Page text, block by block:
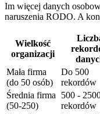
Im więcej danych
naruszenia RODO. A
Wielkość
organizacji
Mała firma
(do 50 osób)
Do 500
rekordów
Średnia firma
(50-250)
500 -
rekordów